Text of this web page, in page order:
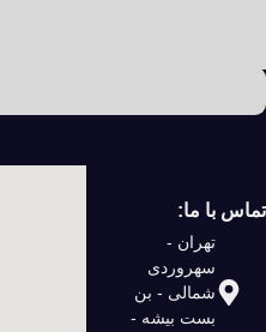
تماس با ما:
تهران -
سهروردی
شمالی - بن
بست بیشه -